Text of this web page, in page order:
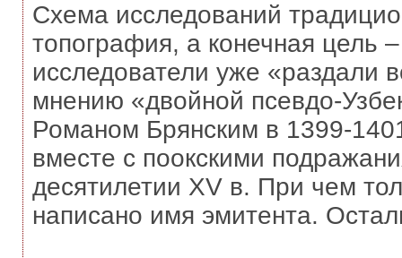
Схема исследований
топография, а конечная цель
исследователи уже «раздали
мнению «двойной псевдо-
Романом Брянским в 1399-
вместе с поокскими
десятилетии XV в. При чем
написано имя эмитента.